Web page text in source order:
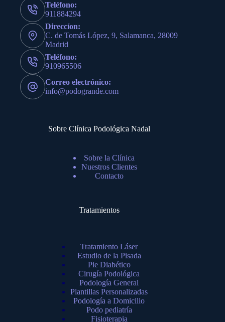
Teléfono:
911884294
Direccíon:
C. de Tomás López, 9, Salamanca, 28009
Madrid
Teléfono:
910965506
Correo electrónico:
info@podogrande.com
Sobre Clínica Podológica Nadal
Sobre la Clínica
Nuestros Clientes
Contacto
Tratamientos
Tratamiento Láser
Estudio de la Pisada
Pie Diabético
Cirugía Podológica
Podología General
Plantillas Personalizadas
Podología a Domicilio
Podo pediatría
Fisioterapia